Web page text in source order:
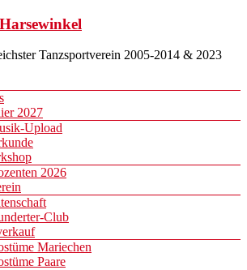
Tanzsportverein 2005-2014 & 2023
2027
Upload
2026
Club
Mariechen
Paare